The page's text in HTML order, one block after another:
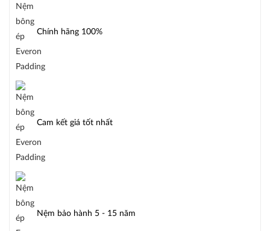
Chính hãng 100%
Cam kết giá tốt nhất
Nệm bảo hành 5 - 15 năm